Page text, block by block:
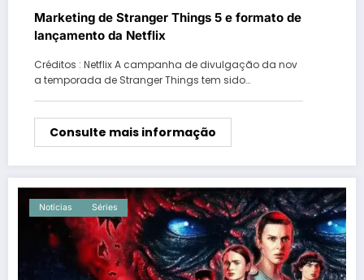
Marketing de Stranger Things 5 e formato de
lançamento da Netflix
Créditos : Netflix A campanha de divulgação da nov
a temporada de Stranger Things tem sido…
Consulte mais informação
Notícias Séries